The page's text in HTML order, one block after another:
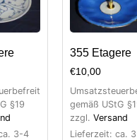
§19
3-4
355 Etagere
€10,00
gemäß UStG
zzgl. Versand
Lieferzeit: ca.